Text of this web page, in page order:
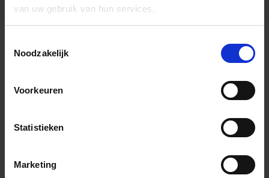
van uw gebruik van hun services.
Noodzakelijk
Voorkeuren
Statistieken
Marketing
Algemene informatie